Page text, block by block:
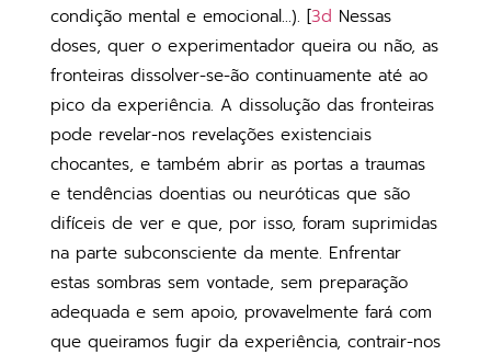
condição mental e emocional...). [3d Nessas
doses, quer o experimentador queira ou não, as
fronteiras dissolver-se-ão continuamente até ao
pico da experiência. A dissolução das fronteiras
pode revelar-nos revelações existenciais
chocantes, e também abrir as portas a traumas
e tendências doentias ou neuróticas que são
difíceis de ver e que, por isso, foram suprimidas
na parte subconsciente da mente. Enfrentar
estas sombras sem vontade, sem preparação
adequada e sem apoio, provavelmente fará com
que queiramos fugir da experiência, contrair-nos